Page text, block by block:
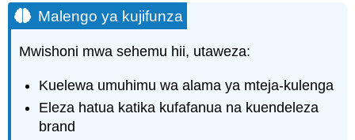
Malengo ya kujifunza
Mwishoni mwa sehemu hii, utaweza:
Kuelewa umuhimu wa alama ya mteja-kulenga
Eleza hatua katika kufafanua na kuendeleza
brand